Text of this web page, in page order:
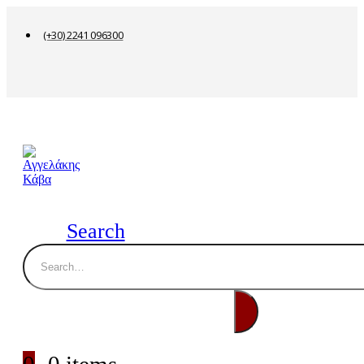
(+30) 2241 096300
Search